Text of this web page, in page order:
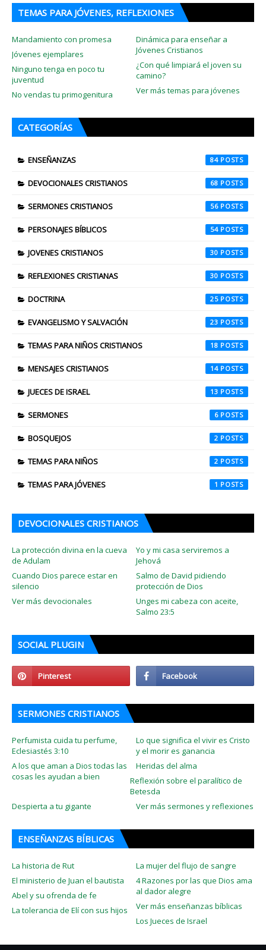
TEMAS PARA JÓVENES, REFLEXIONES
Mandamiento con promesa
Dinámica para enseñar a
Jóvenes Cristianos
Jóvenes ejemplares
¿Con qué limpiará el joven su
camino?
Ninguno tenga en poco tu
juventud
Ver más temas para jóvenes
No vendas tu primogenitura
CATEGORÍAS
ENSEÑANZAS 84
DEVOCIONALES CRISTIANOS 68
SERMONES CRISTIANOS 56
PERSONAJES BÍBLICOS 54
JOVENES CRISTIANOS 30
REFLEXIONES CRISTIANAS 30
DOCTRINA 25
EVANGELISMO Y SALVACIÓN 23
TEMAS PARA NIÑOS CRISTIANOS 18
MENSAJES CRISTIANOS 14
JUECES DE ISRAEL 13
SERMONES 6
BOSQUEJOS 2
TEMAS PARA NIÑOS 2
TEMAS PARA JÓVENES 1
DEVOCIONALES CRISTIANOS
La protección divina en la cueva
de Adulam
Yo y mi casa serviremos a
Jehová
Cuando Dios parece estar en
silencio
Salmo de David pidiendo
protección de Dios
Ver más devocionales
Unges mi cabeza con aceite,
Salmo 23:5
SOCIAL PLUGIN
SERMONES CRISTIANOS
Perfumista cuida tu perfume,
Eclesiastés 3:10
Lo que significa el vivir es Cristo
y el morir es ganancia
A los que aman a Dios todas las
cosas les ayudan a bien
Heridas del alma
Reflexión sobre el paralítico de
Betesda
Ver más sermones y reflexiones
Despierta a tu gigante
ENSEÑANZAS BÍBLICAS
La historia de Rut
La mujer del flujo de sangre
El ministerio de Juan el bautista
4 Razones por las que Dios ama
al dador alegre
Abel y su ofrenda de fe
Ver más enseñanzas bíblicas
La tolerancia de Elí con sus hijos
Los Jueces de Israel